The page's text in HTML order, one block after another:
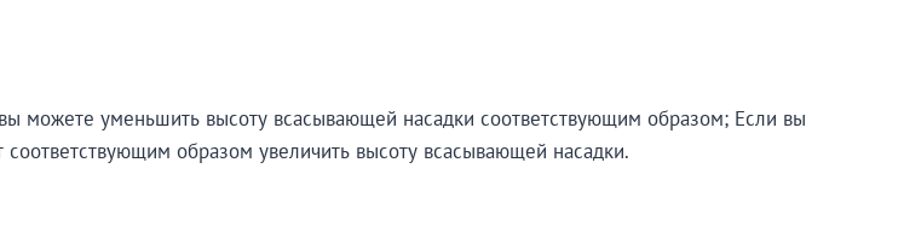
можете уменьшить высоту всасывающей насадки соответствующим образом; Если вы
образом увеличить высоту всасывающей насадки.